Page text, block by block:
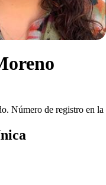
Número de registro en